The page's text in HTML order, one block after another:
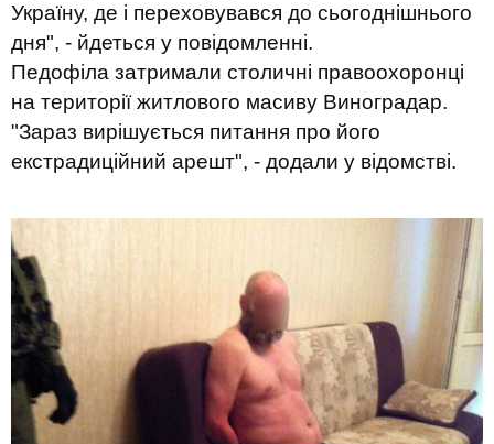
Україну, де і переховувався до сьогоднішнього
дня", - йдеться у повідомленні.
Педофіла затримали столичні правоохоронці
на території житлового масиву Виноградар.
"Зараз вирішується питання про його
екстрадиційний арешт", - додали у відомстві.